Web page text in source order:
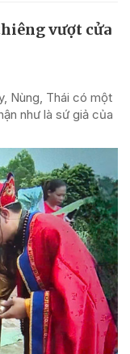
vượt cửa
Nùng, Thái có một
như là sứ giả của